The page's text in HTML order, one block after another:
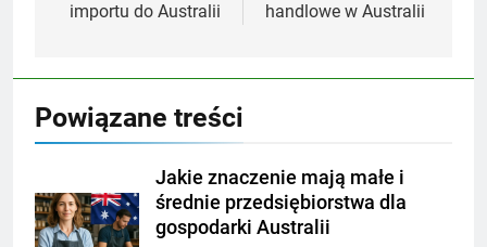
importu do Australii
handlowe w Australii
Powiązane treści
Jakie znaczenie mają małe i
średnie przedsiębiorstwa dla
gospodarki Australii